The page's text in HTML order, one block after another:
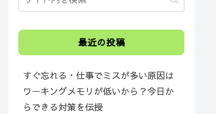
最近の投稿
すぐ忘れる・仕事でミスが多い原因は
ワーキングメモリが低いから？今日か
らできる対策を伝授